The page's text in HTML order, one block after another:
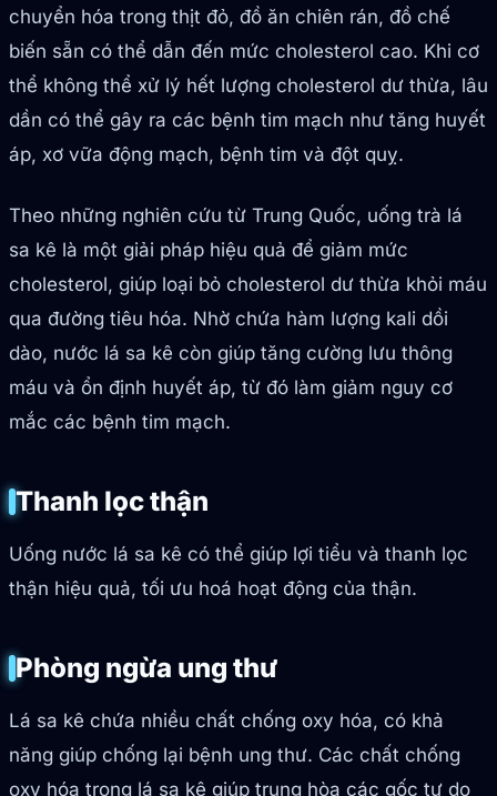
chuyển hóa trong thịt đỏ, đồ ăn chiên rán, đồ chế
biến sẵn có thể dẫn đến mức cholesterol cao. Khi cơ
thể không thể xử lý hết lượng cholesterol dư thừa, lâu
dần có thể gây ra các bệnh tim mạch như tăng huyết
áp, xơ vữa động mạch, bệnh tim và đột quỵ.
Theo những nghiên cứu từ Trung Quốc, uống trà lá
sa kê là một giải pháp hiệu quả để giảm mức
cholesterol, giúp loại bỏ cholesterol dư thừa khỏi máu
qua đường tiêu hóa. Nhờ chứa hàm lượng kali dồi
dào, nước lá sa kê còn giúp tăng cường lưu thông
máu và ổn định huyết áp, từ đó làm giảm nguy cơ
mắc các bệnh tim mạch.
Thanh lọc thận
Uống nước lá sa kê có thể giúp lợi tiểu và thanh lọc
thận hiệu quả, tối ưu hoá hoạt động của thận.
Phòng ngừa ung thư
Lá sa kê chứa nhiều chất chống oxy hóa, có khả
năng giúp chống lại bệnh ung thư. Các chất chống
oxy hóa trong lá sa kê giúp trung hòa các gốc tự do